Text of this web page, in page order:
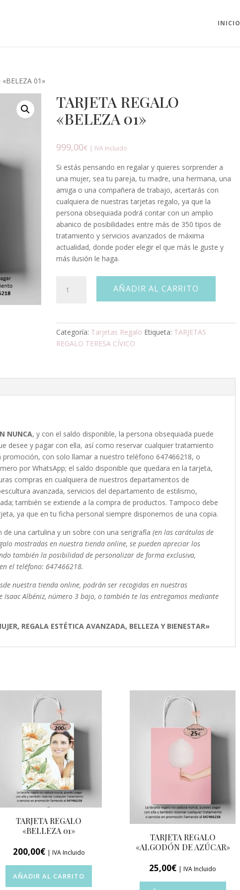
INICIO
«BELEZA 01»
TARJETA REGALO
«BELEZA 01»
999,00€ | IVA Incluido
Si estás pensando en regalar y quieres sorprender a
una mujer, sea tu pareja, tu madre, una hermana, una
amiga o una compañera de trabajo, acertarás con
cualquiera de nuestras tarjetas regalo, ya que la
persona obsequiada podrá contar con un amplio
abanico de posibilidades entre más de 350 tipos de
tratamiento y servicios avanzados de máxima
actualidad, donde poder elegir el que más le guste y
más ilusión le haga.
REGALO
cantidad
AÑADIR AL CARRITO
Categoría: Tarjetas Regalo Etiqueta: TARJETAS
REGALO TERESA CÍVICO
NUNCA, y con el saldo disponible, la persona obsequiada puede
desee y pagar con ella, así como reservar cualquier tratamiento
con solo llamar a nuestro teléfono 647466218, o
por WhatsApp; el saldo disponible que quedara en la tarjeta,
compras en cualquiera de nuestros departamentos de
avanzada, servicios del departamento de estilismo,
también se extiende a la compra de productos. Tampoco debe
ya que en tu ficha personal siempre disponemos de una copia.
una cartulina y un sobre con una serigrafía (en las carátulas de
mostradas en nuestra tienda online, se pueden apreciar los
también la posibilidad de personalizar de forma exclusiva,
el teléfono: 647466218.
nuestra tienda online, podrán ser recogidas en nuestras
Isaac Albéniz, número 3 bajo, o también te las entregamos mediante
REGALA ESTÉTICA AVANZADA, BELLEZA Y BIENESTAR»
TARJETA REGALO
«BELLEZA 01»
200,00€ | IVA Incluido
AÑADIR AL CARRITO
TARJETA REGALO
«ALGODÓN DE AZÚCAR»
25,00€ | IVA Incluido